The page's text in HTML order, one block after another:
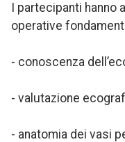
I partecipanti
operative
- conoscenza
- valutazione
- anatomia dei vasi